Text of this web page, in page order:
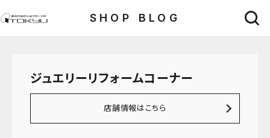
SHOP BLOG
ジュエリーリフォームコーナー
店舗情報はこちら